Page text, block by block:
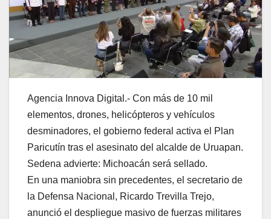
Agencia Innova Digital.- Con más de 10 mil
elementos, drones, helicópteros y vehículos
desminadores, el gobierno federal activa el Plan
Paricutín tras el asesinato del alcalde de Uruapan.
Sedena advierte: Michoacán será sellado.
En una maniobra sin precedentes, el secretario de
la Defensa Nacional, Ricardo Trevilla Trejo,
anunció el despliegue masivo de fuerzas militares